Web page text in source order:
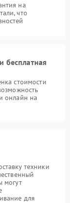
на
что
бесплатная
стоимости
онлайн на
техники
могут
для